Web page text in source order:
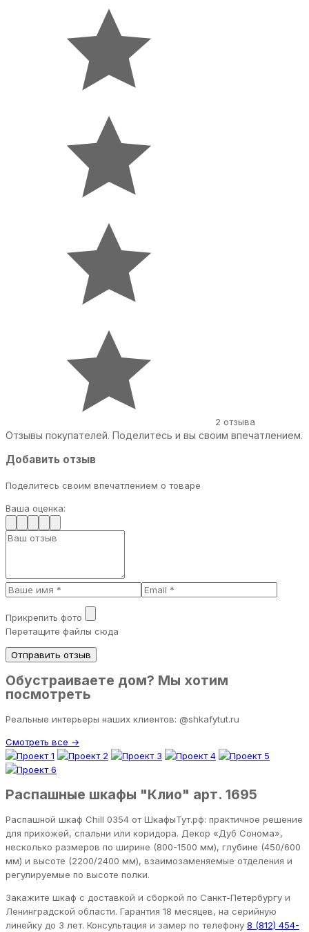
2 отзыва
Отзывы покупателей. Поделитесь и вы своим впечатлением.
Добавить отзыв
Поделитесь своим впечатлением о товаре
Ваша оценка:
Прикрепить фото
Перетащите файлы сюда
Отправить отзыв
Обустраиваете дом? Мы хотим
посмотреть
Реальные интерьеры наших клиентов: @shkafytut.ru
Смотреть все →
Распашные шкафы "Клио" арт. 1695
Распашной шкаф Chill 0354 от ШкафыТут.рф: практичное решение
для прихожей, спальни или коридора. Декор «Дуб Сонома»,
несколько размеров по ширине (800-1500 мм), глубине (450/600
мм) и высоте (2200/2400 мм), взаимозаменяемые отделения и
регулируемые по высоте полки.
Закажите шкаф с доставкой и сборкой по Санкт-Петербургу и
Ленинградской области. Гарантия 18 месяцев, на серийную
линейку до 3 лет. Консультация и замер по телефону 8 (812) 454-